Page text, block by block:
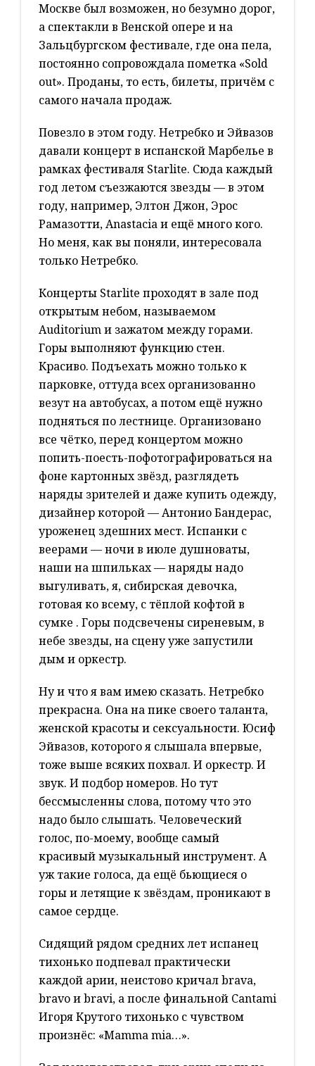
Москве был возможен, но безумно дорог,
а спектакли в Венской опере и на
Зальцбургском фестивале, где она пела,
постоянно сопровождала пометка «Sold
out». Проданы, то есть, билеты, причём с
самого начала продаж.
Повезло в этом году. Нетребко и Эйвазов
давали концерт в испанской Марбелье в
рамках фестиваля Starlite. Сюда каждый
год летом съезжаются звезды — в этом
году, например, Элтон Джон, Эрос
Рамазотти, Anastacia и ещё много кого.
Но меня, как вы поняли, интересовала
только Нетребко.
Концерты Starlite проходят в зале под
открытым небом, называемом
Auditorium и зажатом между горами.
Горы выполняют функцию стен.
Красиво. Подъехать можно только к
парковке, оттуда всех организованно
везут на автобусах, а потом ещё нужно
подняться по лестнице. Организовано
все чётко, перед концертом можно
попить-поесть-пофотографироваться на
фоне картонных звёзд, разглядеть
наряды зрителей и даже купить одежду,
дизайнер которой — Антонио Бандерас,
уроженец здешних мест. Испанки с
веерами — ночи в июле душноваты,
наши на шпильках — наряды надо
выгуливать, я, сибирская девочка,
готовая ко всему, с тёплой кофтой в
сумке . Горы подсвечены сиреневым, в
небе звезды, на сцену уже запустили
дым и оркестр.
Ну и что я вам имею сказать. Нетребко
прекрасна. Она на пике своего таланта,
женской красоты и сексуальности. Юсиф
Эйвазов, которого я слышала впервые,
тоже выше всяких похвал. И оркестр. И
звук. И подбор номеров. Но тут
бессмысленны слова, потому что это
надо было слышать. Человеческий
голос, по-моему, вообще самый
красивый музыкальный инструмент. А
уж такие голоса, да ещё бьющиеся о
горы и летящие к звёздам, проникают в
самое сердце.
Сидящий рядом средних лет испанец
тихонько подпевал практически
каждой арии, неистово кричал brava,
bravo и bravi, а после финальной Cantami
Игоря Крутого тихонько с чувством
произнёс: «Mamma mia…».